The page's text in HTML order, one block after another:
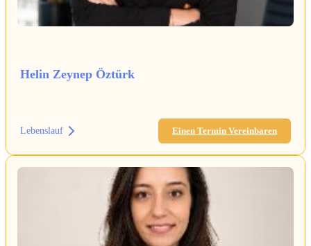
Helin Zeynep Öztürk
Lebenslauf Einen Termin Vereinbaren